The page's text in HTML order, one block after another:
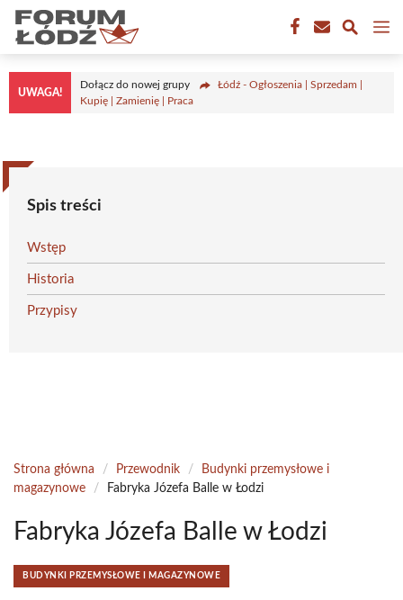
Przejdź
treści
UWAGA!
Dołącz do nowej grupy
Łódź - Ogłoszenia | Sprzedam |
Kupię | Zamienię | Praca
Spis treści
Wstęp
Historia
Przypisy
Strona główna / Przewodnik /
Budynki przemysłowe i
magazynowe
/ Fabryka Józefa Balle w Łodzi
Fabryka Józefa Balle w Łodzi
BUDYNKI PRZEMYSŁOWE I MAGAZYNOWE